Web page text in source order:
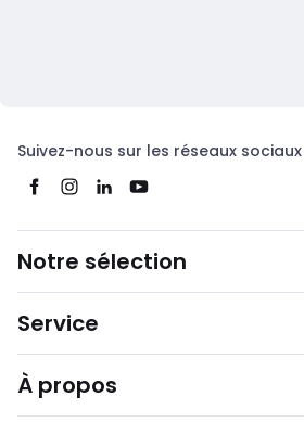
Suivez-nous sur les réseaux sociaux
Notre sélection
Service
À propos